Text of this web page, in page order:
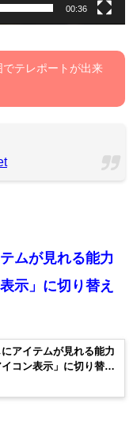
00:36
テレポートが出来
ムが見れる能力
示」に切り替え
アイテムが見れる能力
コン表示」に切り替え